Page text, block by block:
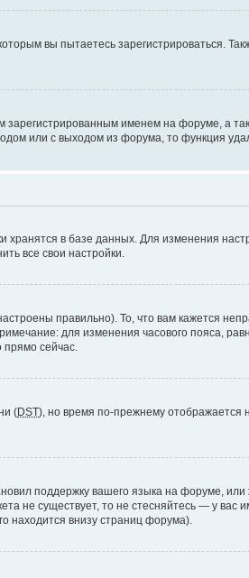
вы пытаетесь зарегистрироваться.
именем на форуме, а
или с выходом из форума, то функция
хранятся в базе данных. Для изменения
все свои настройки.
правильно). То, что вам кажется
для изменения часового пояса,
прямо сейчас.
(DST), но время по-прежнему отображается
поддержку вашего языка на форуме,
не существует, то не стесняйтесь — у
находится внизу страниц форума).